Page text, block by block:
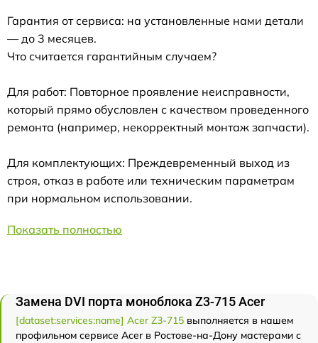
Гарантия от сервиса: на установленные нами детали
— до 3 месяцев.
Что считается гарантийным случаем?
Для работ: Повторное проявление неисправности,
который прямо обусловлен с качеством проведенного
ремонта (например, некорректный монтаж запчасти).
Для комплектующих: Преждевременный выход из
строя, отказ в работе или техническим параметрам
при нормальном использовании.
Показать полностью
Замена DVI порта моноблока Z3-715 Acer
[dataset:services:name] Acer Z3-715 выполняется в нашем
профильном сервисе Acer в Ростове-на-Дону мастерами с